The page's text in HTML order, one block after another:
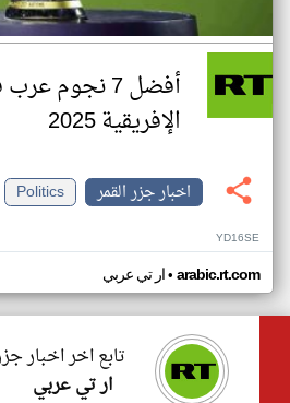
أفضل 7 نجوم
الإفريقية 2025
اخبار جزر القمر
Politics
YD16SE
ار تي عربي• arabic.rt.com
تابع اخر اخبار
ار تي عربي